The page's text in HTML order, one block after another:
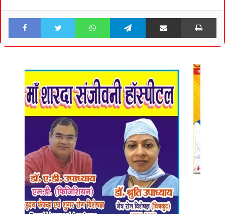
Facebook Twitter WhatsApp Telegram Share via Email